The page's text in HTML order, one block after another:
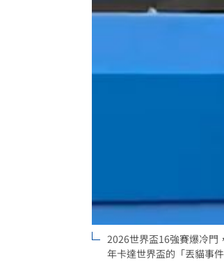
2026世界盃16強賽爆冷門
年卡達世界盃的「丟貓事